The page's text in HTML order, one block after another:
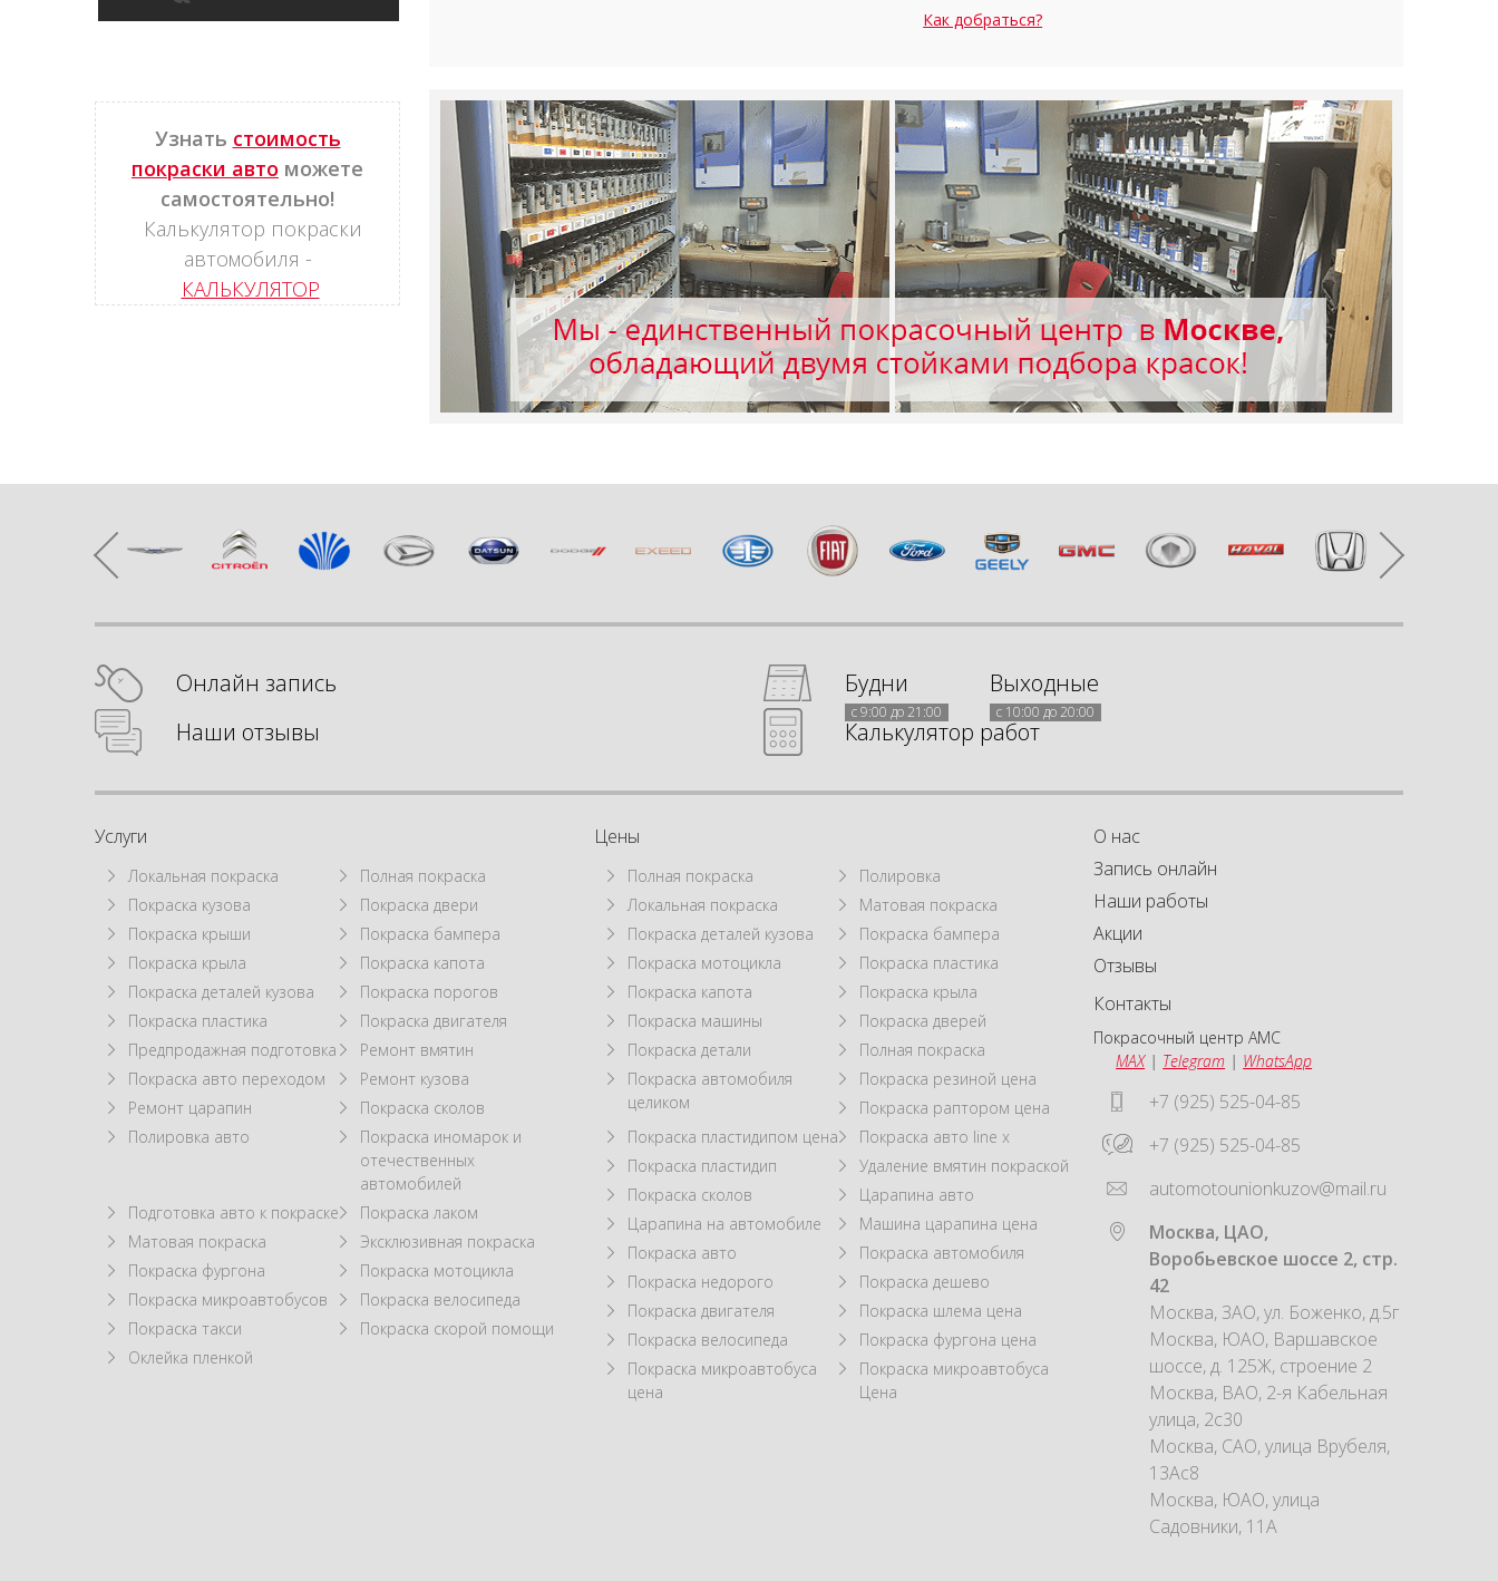
Как добраться?
Узнать стоимость
покраски авто можете
самостоятельно!
Калькулятор покраски
автомобиля -
КАЛЬКУЛЯТОР
Онлайн запись Будни
с 9:00 до 21:00
Выходные
с 10:00 до 20:00
Наши отзывы Калькулятор работ
Услуги
Локальная покраска
Полная покраска
Покраска кузова
Покраска двери
Покраска крыши
Покраска бампера
Покраска крыла
Покраска капота
Покраска деталей кузова
Покраска порогов
Покраска пластика
Покраска двигателя
Предпродажная подготовка
Ремонт вмятин
Покраска авто переходом
Ремонт кузова
Ремонт царапин
Покраска сколов
Полировка авто
Покраска иномарок и
отечественных
автомобилей
Подготовка авто к покраске
Покраска лаком
Матовая покраска
Эксклюзивная покраска
Покраска фургона
Покраска мотоцикла
Покраска микроавтобусов
Покраска велосипеда
Покраска такси
Покраска скорой помощи
Оклейка пленкой
Цены
Полная покраска
Полировка
Локальная покраска
Матовая покраска
Покраска деталей кузова
Покраска бампера
Покраска мотоцикла
Покраска пластика
Покраска капота
Покраска крыла
Покраска машины
Покраска дверей
Покраска детали
Полная покраска
Покраска автомобиля
целиком
Покраска резиной цена
Покраска раптором цена
Покраска пластидипом цена
Покраска авто line x
Покраска пластидип
Удаление вмятин покраской
Покраска сколов
Царапина авто
Царапина на автомобиле
Машина царапина цена
Покраска авто
Покраска автомобиля
Покраска недорого
Покраска дешево
Покраска двигателя
Покраска шлема цена
Покраска велосипеда
Покраска фургона цена
Покраска микроавтобуса
цена
Покраска микроавтобуса
Цена
О нас
Запись онлайн
Наши работы
Акции
Отзывы
Контакты
Покрасочный центр АМС
MAX| Telegram | WhatsApp
+7 (925) 525-04-85
+7 (925) 525-04-85
automotounionkuzov@mail.ru
Москва, ЦАО,
Воробьевское шоссе 2, стр.
42
Москва, ЗАО, ул. Боженко, д.5г
Москва, ЮАО, Варшавское
шоссе, д. 125Ж, строение 2
Москва, ВАО, 2-я Кабельная
улица, 2с30
Москва, САО, улица Врубеля,
13Ас8
Москва, ЮАО, улица
Садовники, 11А